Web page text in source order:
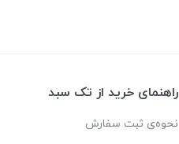
راهنمای خرید از تک سبد
نحوه‌ی ثبت سفارش